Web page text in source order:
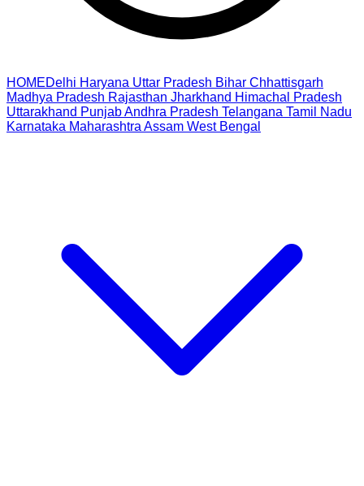
HOMEDelhi Haryana Uttar Pradesh Bihar Chhattisgarh
Madhya Pradesh Rajasthan Jharkhand Himachal Pradesh
Uttarakhand PunjabAndhra Pradesh Telangana Tamil Nadu
Karnataka Maharashtra Assam West Bengal